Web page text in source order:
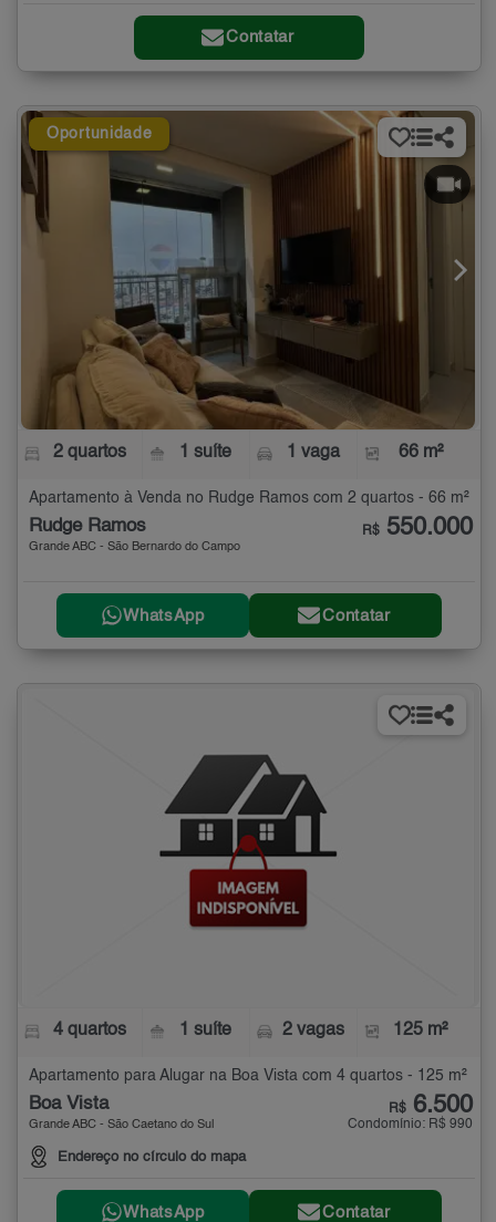
Contatar
Oportunidade
2 quartos 1 suíte 1 vaga 66 m²
Apartamento à Venda no Rudge Ramos com 2 quartos - 66 m²
Rudge Ramos
Grande ABC - São Bernardo do Campo
R$ 550.000
WhatsApp Contatar
4 quartos 1 suíte 2 vagas 125 m²
Apartamento para Alugar na Boa Vista com 4 quartos - 125 m²
Boa Vista
Grande ABC - São Caetano do Sul
Endereço no círculo do mapa
R$ 6.500
Condomínio: R$ 990
WhatsApp Contatar